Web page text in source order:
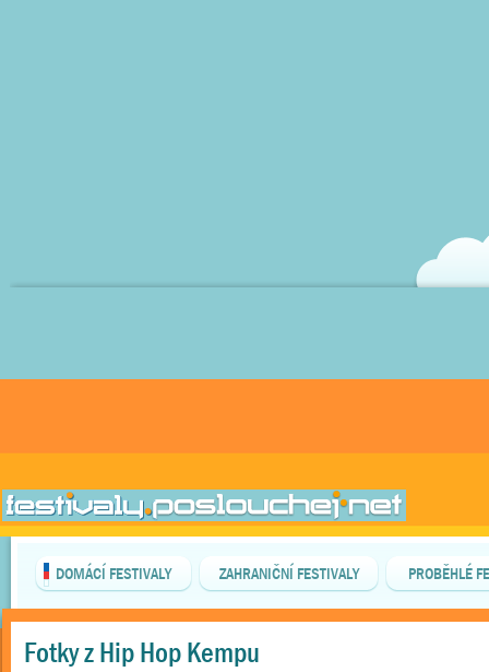
DOMÁCÍ FESTIVALY ZAHRANIČNÍ FESTIVALY PROBĚHLÉ
Fotky z Hip Hop Kempu